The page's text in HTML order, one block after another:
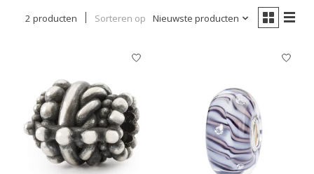
2 producten Sorteren op Nieuwste producten